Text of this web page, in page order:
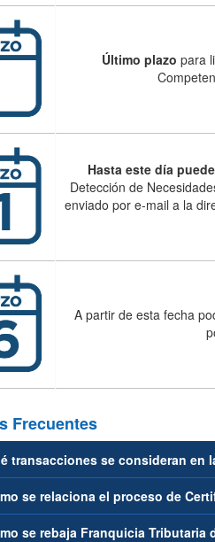
Último plazo para
Hasta este día
Detección de
enviado por e-mail a la
A partir de esta fecha
Frecuentes
transacciones se consideran en
se relaciona el proceso de
se rebaja Franquicia Tributaria